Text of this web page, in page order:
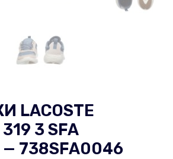
LACOSTE
3 SFA
738SFA0046